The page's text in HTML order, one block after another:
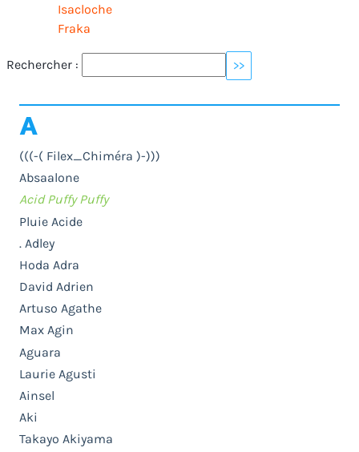
Isacloche
Fraka
Rechercher :
A
(((-( Filex_Chiméra )-)))
Absaalone
Acid Puffy Puffy
Pluie Acide
. Adley
Hoda Adra
David Adrien
Artuso Agathe
Max Agin
Aguara
Laurie Agusti
Ainsel
Aki
Takayo Akiyama